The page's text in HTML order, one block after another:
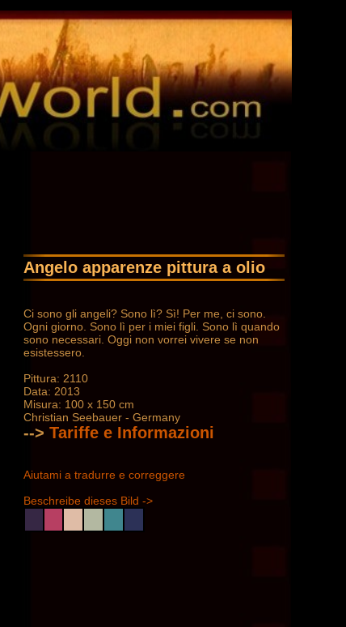
Angelo apparenze pittura a olio
Ci sono gli angeli? Sono lì? Sì! Per me, ci sono.
Ogni giorno. Sono lì per i miei figli. Sono lì quando
sono necessari. Oggi non vorrei vivere se non
esistessero.
Pittura: 2110
Data: 2013
Misura: 100 x 150 cm
Christian Seebauer - Germany
--> Tariffe e Informazioni
Aiutami a tradurre e correggere
Beschreibe dieses Bild ->